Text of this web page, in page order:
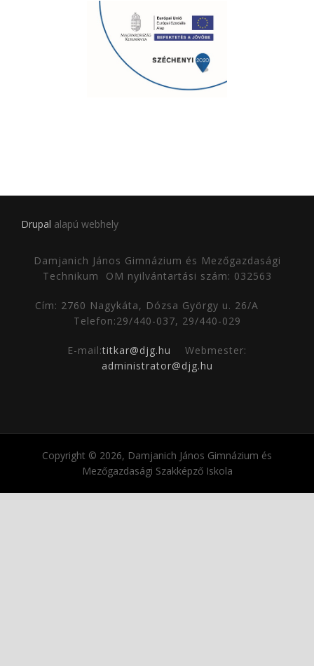
Drupal alapú webhely
Damjanich János Gimnázium és Mezőgazdasági
Technikum
OM nyilvántartási szám: 032563
Cím: 2760 Nagykáta, Dózsa György u. 26/A
Telefon:29/440-037, 29/440-029
E-mail:titkar@djg.hu
Webmester:
administrator@djg.hu
Copyright © 2026, Damjanich János Gimnázium és
Mezőgazdasági Szakképző Iskola